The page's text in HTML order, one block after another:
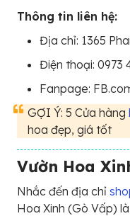
Thông tin liên hệ:
Địa chỉ: 1365
Điện thoại: 0973
Fanpage:
GỢI Ý: 5 Cửa hàng
hoa đẹp, giá tốt
Vườn Hoa
Nhắc đến địa chỉ
Hoa Xinh (Gò Vấp)